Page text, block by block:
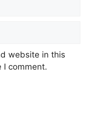
website in this
I comment.